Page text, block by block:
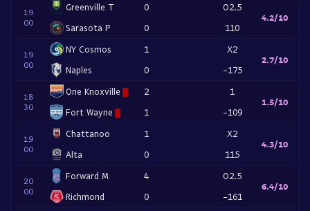
19
00
Greenville T
Sarasota P
0
0
O2.5
110
4.2/10
19
00
NY Cosmos
Naples
1
0
X2
-175
2.7/10
18
30
One Knoxville
Fort Wayne
2
1
1
-109
1.5/10
19
00
Chattanoo
Alta
1
0
X2
115
4.3/10
20
00
Forward M
Richmond
4
0
O2.5
-161
6.4/10